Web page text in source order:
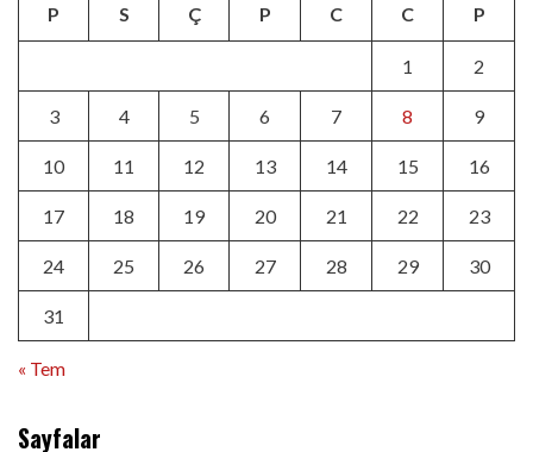
P S Ç P C C P
1 2
3 4 5 6 7 8 9
10 11 12 13 14 15 16
17 18 19 20 21 22 23
24 25 26 27 28 29 30
31
« Tem
Sayfalar